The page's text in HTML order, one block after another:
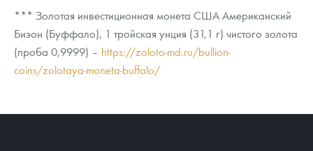
*** Золотая инвестиционная монета США Американский
Бизон (Буффало), 1 тройская унция (31,1 г) чистого золота
(проба 0,9999) – https://zoloto-md.ru/bullion-
coins/zolotaya-moneta-buffalo/